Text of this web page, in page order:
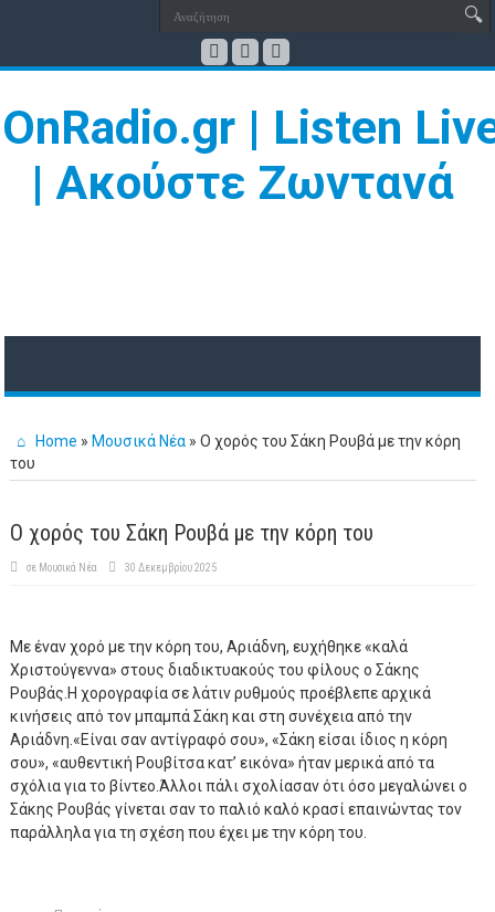
Home » Μουσικά Νέα » Ο χορός του Σάκη Ρουβά με την κόρη
του
Ο χορός του Σάκη Ρουβά με την κόρη του
σε Μουσικά Νέα 30 Δεκεμβρίου 2025
Με έναν χορό με την κόρη του, Αριάδνη, ευχήθηκε «καλά
Χριστούγεννα» στους διαδικτυακούς του φίλους ο Σάκης
Ρουβάς.Η χορογραφία σε λάτιν ρυθμούς προέβλεπε αρχικά
κινήσεις από τον μπαμπά Σάκη και στη συνέχεια από την
Αριάδνη.«Είναι σαν αντίγραφό σου», «Σάκη είσαι ίδιος η κόρη
σου», «αυθεντική Ρουβίτσα κατ’ εικόνα» ήταν μερικά από τα
σχόλια για το βίντεο.Άλλοι πάλι σχολίασαν ότι όσο μεγαλώνει ο
Σάκης Ρουβάς γίνεται σαν το παλιό καλό κρασί επαινώντας τον
παράλληλα για τη σχέση που έχει με την κόρη του.